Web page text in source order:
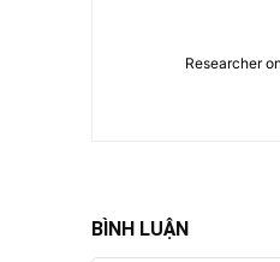
Researcher
BÌNH LUẬN